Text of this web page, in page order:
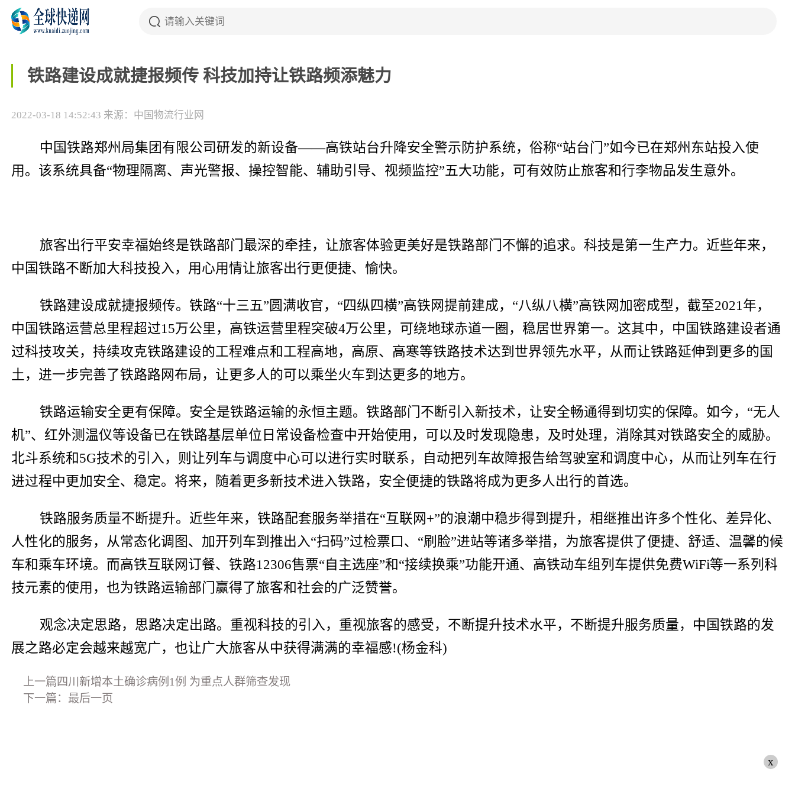
铁路建设成就捷报频传 科技加持让铁路频添魅力
2022-03-18 14:52:43 来源：中国物流行业网
中国铁路郑州局集团有限公司研发的新设备——高铁站台升降安全警示防护系统，俗称“站台门”如今已在郑州东站投入使
用。该系统具备“物理隔离、声光警报、操控智能、辅助引导、视频监控”五大功能，可有效防止旅客和行李物品发生意外。
旅客出行平安幸福始终是铁路部门最深的牵挂，让旅客体验更美好是铁路部门不懈的追求。科技是第一生产力。近些年来，
中国铁路不断加大科技投入，用心用情让旅客出行更便捷、愉快。
铁路建设成就捷报频传。铁路“十三五”圆满收官，“四纵四横”高铁网提前建成，“八纵八横”高铁网加密成型，截至2021年，
中国铁路运营总里程超过15万公里，高铁运营里程突破4万公里，可绕地球赤道一圈，稳居世界第一。这其中，中国铁路建设者通
过科技攻关，持续攻克铁路建设的工程难点和工程高地，高原、高寒等铁路技术达到世界领先水平，从而让铁路延伸到更多的国
土，进一步完善了铁路路网布局，让更多人的可以乘坐火车到达更多的地方。
铁路运输安全更有保障。安全是铁路运输的永恒主题。铁路部门不断引入新技术，让安全畅通得到切实的保障。如今，“无人
机”、红外测温仪等设备已在铁路基层单位日常设备检查中开始使用，可以及时发现隐患，及时处理，消除其对铁路安全的威胁。
北斗系统和5G技术的引入，则让列车与调度中心可以进行实时联系，自动把列车故障报告给驾驶室和调度中心，从而让列车在行
进过程中更加安全、稳定。将来，随着更多新技术进入铁路，安全便捷的铁路将成为更多人出行的首选。
铁路服务质量不断提升。近些年来，铁路配套服务举措在“互联网+”的浪潮中稳步得到提升，相继推出许多个性化、差异化、
人性化的服务，从常态化调图、加开列车到推出入“扫码”过检票口、“刷脸”进站等诸多举措，为旅客提供了便捷、舒适、温馨的候
车和乘车环境。而高铁互联网订餐、铁路12306售票“自主选座”和“接续换乘”功能开通、高铁动车组列车提供免费WiFi等一系列科
技元素的使用，也为铁路运输部门赢得了旅客和社会的广泛赞誉。
观念决定思路，思路决定出路。重视科技的引入，重视旅客的感受，不断提升技术水平，不断提升服务质量，中国铁路的发
展之路必定会越来越宽广，也让广大旅客从中获得满满的幸福感!(杨金科)
上一篇四川新增本土确诊病例1例 为重点人群筛查发现
下一篇：最后一页
x